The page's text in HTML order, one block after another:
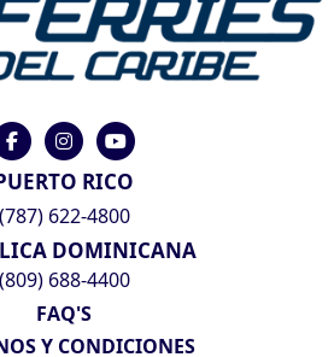
RICO
(787) 622-4800
DOMINICANA
(809) 688-4400
FAQ'S
Y CONDICIONES